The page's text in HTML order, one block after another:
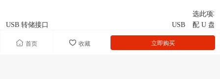
首页 收藏 立即购买
USB 转储接口 USB
选此项
配 U 盘
100 元